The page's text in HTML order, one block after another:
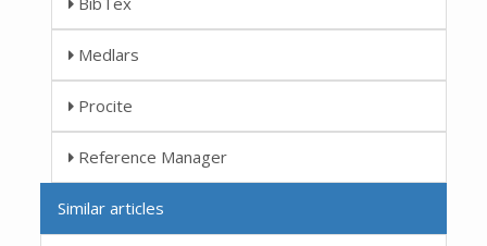
Medlars
Procite
Reference Manager
Similar articles